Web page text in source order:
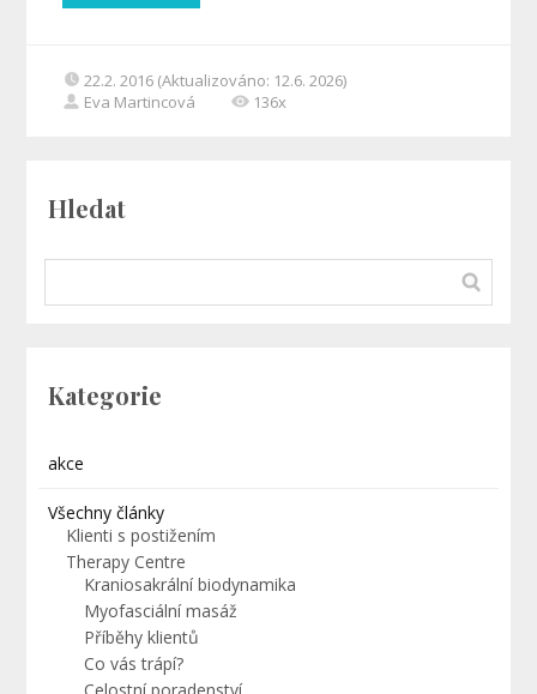
22.2. 2016 (Aktualizováno: 12.6. 2026)
Eva Martincová
136x
Hledat
Kategorie
akce
Všechny články
Klienti s postižením
Therapy Centre
Kraniosakrální biodynamika
Myofasciální masáž
Příběhy klientů
Co vás trápí?